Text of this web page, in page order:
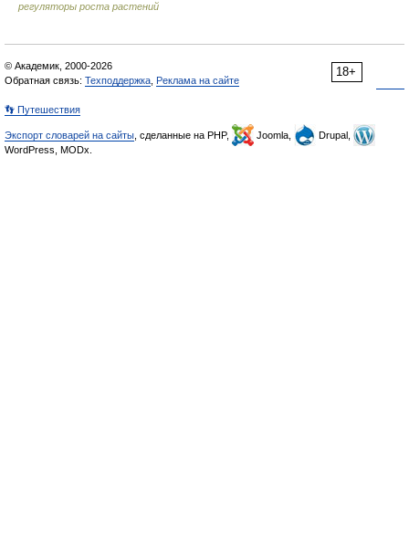
регуляторы роста растений
18+
© Академик, 2000-2026
Обратная связь: Техподдержка Реклама на сайте
👣 Путешествия
Экспорт словарей на сайты , сделанные на PHP, Joomla,
Drupal,
WordPress, MODx.